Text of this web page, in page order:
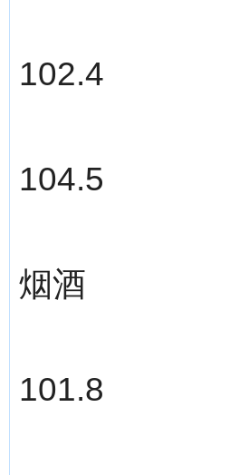
102.4
104.5
烟酒
101.8